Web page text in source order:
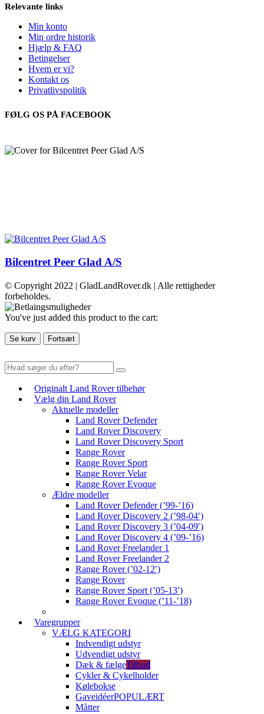
Relevante links
Min konto
Min ordre historik
Hjælp & FAQ
Betingelser
Hvem er vi?
Kontakt os
Privatlivspolitik
FØLG OS PÅ FACEBOOK
Bilcentret Peer Glad A/S
© Copyright 2022 | GladLandRover.dk | Alle rettigheder
forbeholdes.
You've just added this product to the cart:
Se kurv Fortsæt
Originalt Land Rover tilbehør
Vælg din Land Rover
Aktuelle modeller
Land Rover Defender
Land Rover Discovery
Land Rover Discovery Sport
Range Rover
Range Rover Sport
Range Rover Velar
Range Rover Evoque
Ældre modeller
Land Rover Defender (’99-’16)
Land Rover Discovery 2 (’98-04′)
Land Rover Discovery 3 (’04-09′)
Land Rover Discovery 4 (’09-’16)
Land Rover Freelander 1
Land Rover Freelander 2
Range Rover (’02-12′)
Range Rover
Range Rover Sport (’05-13′)
Range Rover Evoque (’11-’18)
Varegrupper
VÆLG KATEGORI
Indvendigt udstyr
Udvendigt udstyr
Dæk & fælgeTilbud
Cykler & Cykelholder
Kølebokse
GaveidéerPOPULÆRT
Måtter